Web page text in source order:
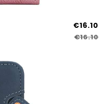
€16.10
€16.10